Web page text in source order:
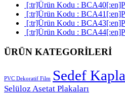
[:tr]Ürün Kodu :
[:tr]Ürün Kodu :
[:tr]Ürün Kodu :
[:tr]Ürün Kodu :
ÜRÜN KATEGORİLERİ
PVC Dekoratif Film Sedef
Selüloz Asetat Plakaları